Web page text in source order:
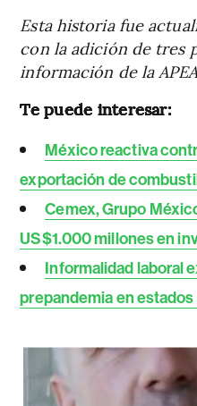
Esta historia fue
con la adición de tres
información de la
Te puede interesar:
México reactiva
exportación de
Cemex, Grupo
US$1.000 millones en
Informalidad laboral
prepandemia en